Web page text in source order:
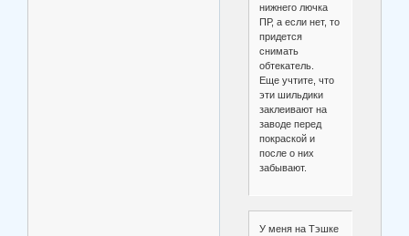
нижнего лючка
ПР, а если нет, то
придется
снимать
обтекатель.
Еще учтите, что
эти шильдики
заклеивают на
заводе перед
покраской и
после о них
забывают.
У меня на Тэшке